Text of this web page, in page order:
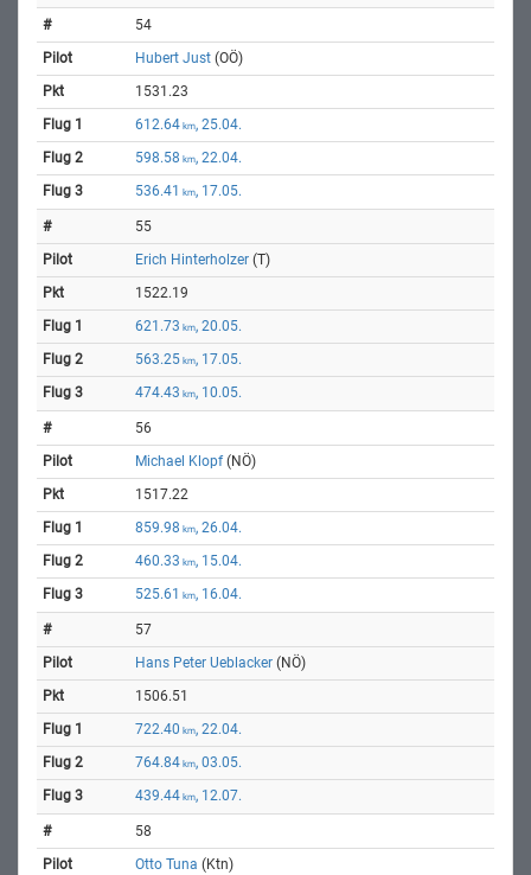
54
Hubert Just (OÖ)
1531.23
612.64 km, 25.04.
598.58 km, 22.04.
536.41 km, 17.05.
55
Erich Hinterholzer (T)
1522.19
621.73 km, 20.05.
563.25 km, 17.05.
474.43 km, 10.05.
56
Michael Klopf(NÖ)
1517.22
859.98 km, 26.04.
460.33 km, 15.04.
525.61 km, 16.04.
57
Hans Peter Ueblacker (NÖ)
1506.51
722.40 km, 22.04.
764.84 km, 03.05.
439.44 km, 12.07.
58
Otto Tuna (Ktn)